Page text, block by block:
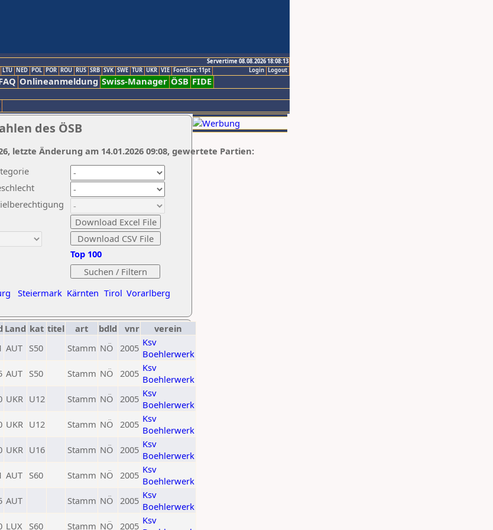
Servertime 08.08.2026 18:08:13
Logout
Login
LTU NED POL POR ROU RUS SRB SVK SWE TUR UKR VIE FontSize:11pt
Onlineanmeldung Swiss-Manager ÖSB FIDE
des ÖSB
Steiermark Kärnten Tirol Vorarlberg
Top 100
letzte Änderung am 14.01.2026 09:08, gewertete Partien:
Land kat titel art bdld vnr
verein
AUT S50 Stamm NÖ 2005 Ksv
Boehlerwerk
AUT S50 Stamm NÖ 2005 Ksv
Boehlerwerk
UKR U12 Stamm NÖ 2005 Ksv
Boehlerwerk
UKR U12 Stamm NÖ 2005 Ksv
Boehlerwerk
UKR U16 Stamm NÖ 2005 Ksv
Boehlerwerk
AUT S60 Stamm NÖ 2005 Ksv
Boehlerwerk
AUT Stamm NÖ 2005 Ksv
Boehlerwerk
LUX S60 Stamm NÖ 2005 Ksv